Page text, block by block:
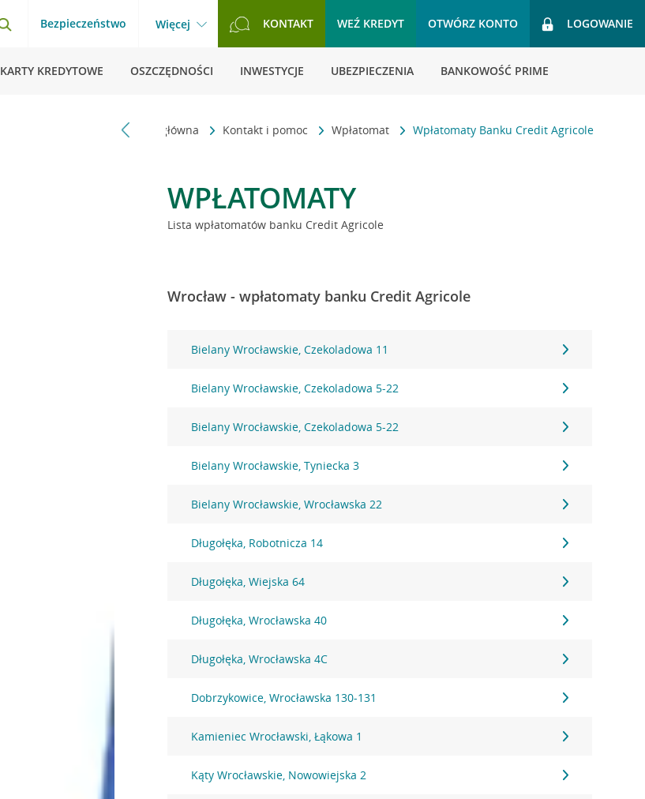
Bezpieczeństwo Więcej KONTAKT WEŹ KREDYT OTWÓRZ KONTO LOGOWANIE
KARTY KREDYTOWE OSZCZĘDNOŚCI INWESTYCJE UBEZPIECZENIA BANKOWOŚĆ PRIME
Strona główna Kontakt i pomoc Wpłatomat Wpłatomaty Banku Credit Agricole
WPŁATOMATY
Lista wpłatomatów banku Credit Agricole
Wrocław - wpłatomaty banku Credit Agricole
Bielany Wrocławskie, Czekoladowa 11
Bielany Wrocławskie, Czekoladowa 5-22
Bielany Wrocławskie, Czekoladowa 5-22
Bielany Wrocławskie, Tyniecka 3
Bielany Wrocławskie, Wrocławska 22
Długołęka, Robotnicza 14
Długołęka, Wiejska 64
Długołęka, Wrocławska 40
Długołęka, Wrocławska 4C
Dobrzykowice, Wrocławska 130-131
Kamieniec Wrocławski, Łąkowa 1
Kąty Wrocławskie, Nowowiejska 2